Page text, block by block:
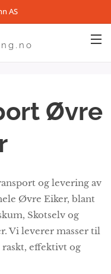
AS
Øvre
og levering av
Øvre Eiker, blant
Skotselv og
Vi leverer masser til
effektivt og